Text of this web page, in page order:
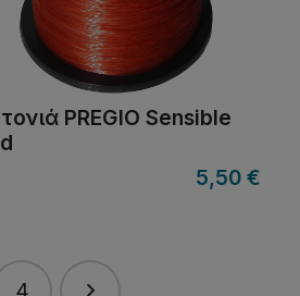
PREGIO Sensible
5,50 €